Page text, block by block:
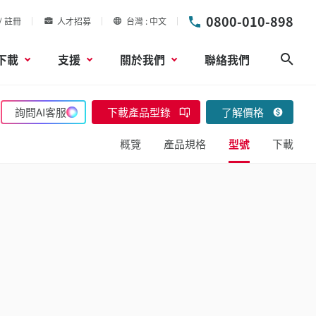
註冊 人才招募 台灣 中文 0800-010-898
載 支援 關於我們 聯絡我們
詢問AI客服 下載產品型錄 了解價格
概覽 產品規格 型號 下載